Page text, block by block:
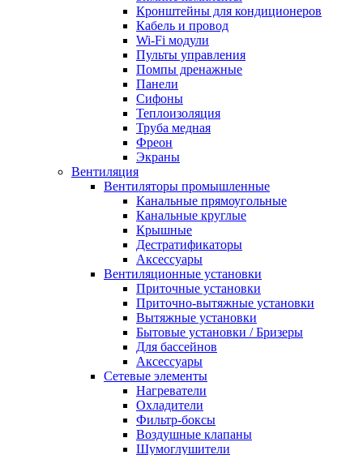
Кронштейны для кондиционеров
Кабель и провод
Wi-Fi модули
Пульты управления
Помпы дренажные
Панели
Сифоны
Теплоизоляция
Труба медная
Фреон
Экраны
Вентиляция
Вентиляторы промышленные
Канальные прямоугольные
Канальные круглые
Крышные
Дестратификаторы
Аксессуары
Вентиляционные установки
Приточные установки
Приточно-вытяжные установки
Вытяжные установки
Бытовые установки / Бризеры
Для бассейнов
Аксессуары
Сетевые элементы
Нагреватели
Охладители
Фильтр-боксы
Воздушные клапаны
Шумоглушители